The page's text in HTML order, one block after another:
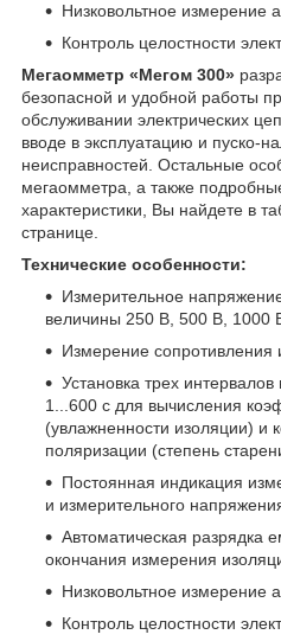
Низковольтное измерение
Контроль целостности
Мегаомметр «Мегом 300»
безопасной и удобной работы
обслуживании электрических
вводе в эксплуатацию и пуско-
неисправностей. Остальные
мегаомметра, а также
характеристики, Вы найдете в
странице.
Технические особенности:
Измерительное
величины 250 В, 500 В, 1000
Измерение сопротивления
Установка трех
1...600 с для вычисления
(увлажненности изоляции) и
поляризации (степень
Постоянная индикация
и измерительного
Автоматическая разрядка
окончания измерения
Низковольтное измерение
Контроль целостности